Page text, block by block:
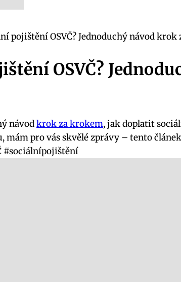
pojištění OSVČ? Jednoduchý návod krok
OSVČ?
návodkrok za krokem, jak doplatit
mám pro vás skvělé zprávy – tento
#sociálnípojištění